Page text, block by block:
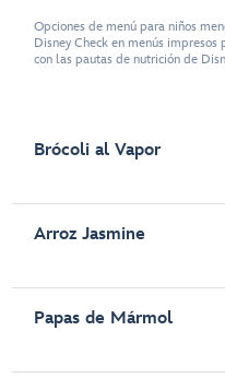
Opciones de menú para niños
Disney Check en menús
con las pautas de nutrición de
Brócoli al Vapor
Arroz Jasmine
Papas de Mármol